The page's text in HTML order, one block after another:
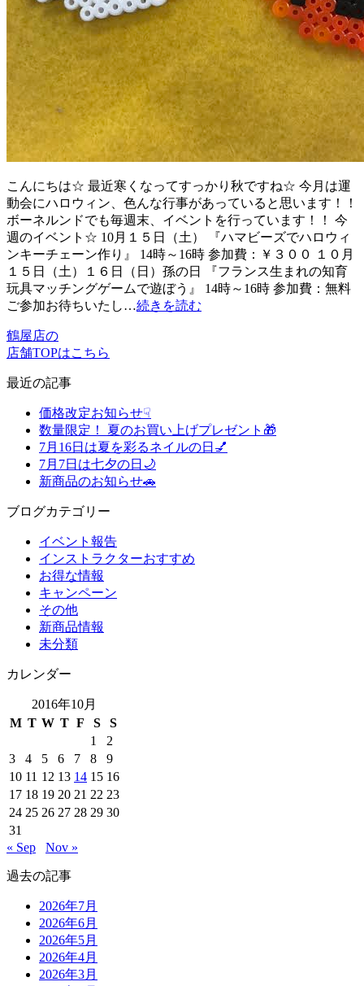
こんにちは☆ 最近寒くなってすっかり秋ですね☆ 今月は運
動会にハロウィン、色んな行事があっていると思います！！
ボーネルンドでも毎週末、イベントを行っています！！ 今
週のイベント☆ 10月１５日（土） 『ハマビーズでハロウィ
ンキーチェーン作り』 14時～16時 参加費：￥３００ １０月
１５日（土）１６日（日）孫の日 『フランス生まれの知育
玩具マッチングゲームで遊ぼう』 14時～16時 参加費：無料
ご参加お待ちいたし…続きを読む
鶴屋店の
店舗TOPはこちら
最近の記事
価格改定お知らせ☟
数量限定！ 夏のお買い上げプレゼント🎁
7月16日は夏を彩るネイルの日💅
7月7日は七夕の日🌙
新商品のお知らせ🚗
ブログカテゴリー
イベント報告
インストラクターおすすめ
お得な情報
キャンペーン
その他
新商品情報
未分類
カレンダー
2016年10月
M T W T F S
S
1
2
3
4 5 6 7 8
9
10 11 12 13 14 15 16
17 18 19 20 21 22 23
24 25 26 27 28 29 30
31
« Sep
Nov »
過去の記事
2026年7月
2026年6月
2026年5月
2026年4月
2026年3月